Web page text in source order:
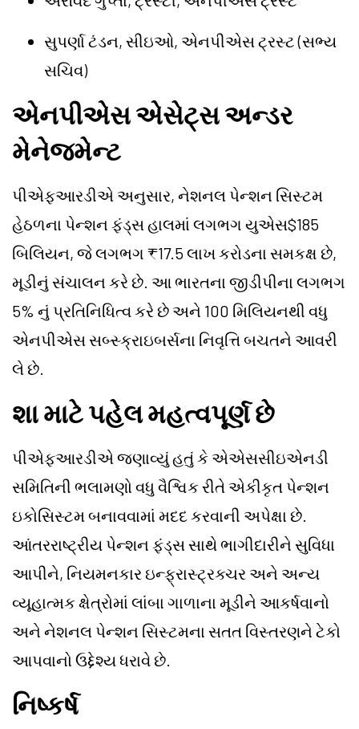
સુપર્ણા ટંડન, સીઇઓ, એનપીએસ ટ્રસ્ટ (સભ્ય
સચિવ)
એનપીએસ એસેટ્સ અન્ડર
મેનેજમેન્ટ
પીએફઆરડીએ અનુસાર, નેશનલ પેન્શન સિસ્ટમ
હેઠળના પેન્શન ફંડ્સ હાલમાં લગભગ યુએસ$185
બિલિયન, જે લગભગ ₹17.5 લાખ કરોડના સમકક્ષ છે,
મૂડીનું સંચાલન કરે છે. આ ભારતના જીડીપીના લગભગ
5% નું પ્રતિનિધિત્વ કરે છે અને 100 મિલિયનથી વધુ
એનપીએસ સબ્સ્ક્રાઇબર્સના નિવૃત્તિ બચતને આવરી
લે છે.
શા માટે પહેલ મહત્વપૂર્ણ છે
પીએફઆરડીએ જણાવ્યું હતું કે એએસસીઇએનડી
સમિતિની ભલામણો વધુ વૈશ્વિક રીતે એકીકૃત પેન્શન
ઇકોસિસ્ટમ બનાવવામાં મદદ કરવાની અપેક્ષા છે.
આંતરરાષ્ટ્રીય પેન્શન ફંડ્સ સાથે ભાગીદારીને સુવિધા
આપીને, નિયમનકાર ઇન્ફ્રાસ્ટ્રક્ચર અને અન્ય
વ્યૂહાત્મક ક્ષેત્રોમાં લાંબા ગાળાના મૂડીને આકર્ષવાનો
અને નેશનલ પેન્શન સિસ્ટમના સતત વિસ્તરણને ટેકો
આપવાનો ઉદ્દેશ્ય ધરાવે છે.
નિષ્કર્ષ